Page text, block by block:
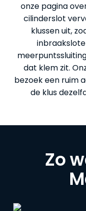
onze pagina
cilinderslot
klussen uit,
dat klem zit.
bezoek een ruim
de klus
Zo